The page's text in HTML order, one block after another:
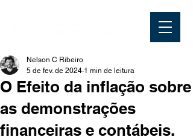
O Efeito da inflação sobre
as demonstrações
financeiras e contábeis.
Nelson C Ribeiro
5 de fev. de 2024 1 min de leitura